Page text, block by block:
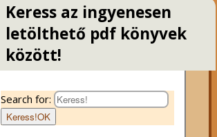
Keress az ingyenesen
letölthető pdf könyvek
között!
Search for:
Keress!OK